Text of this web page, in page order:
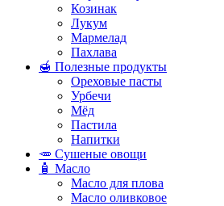
Козинак
Лукум
Мармелад
Пахлава
🍯 Полезные продукты
Ореховые пасты
Урбечи
Мёд
Пастила
Напитки
🥕 Сушеные овощи
🧴 Масло
Масло для плова
Масло оливковое